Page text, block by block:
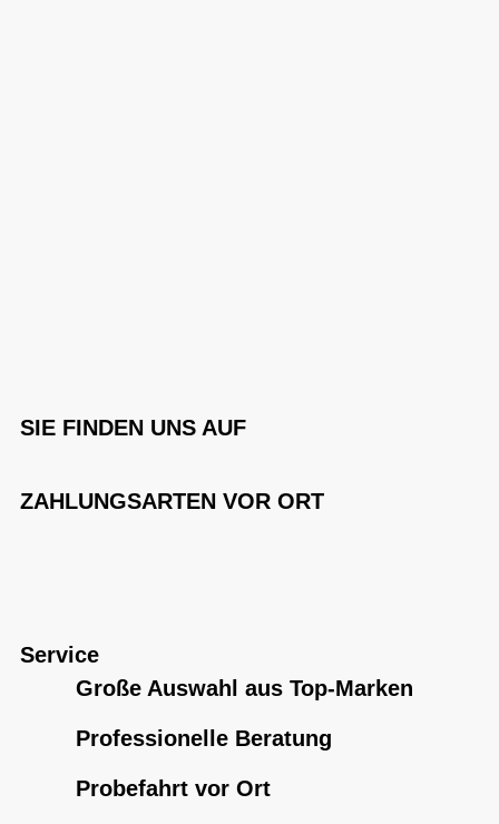
SIE FINDEN UNS AUF
ZAHLUNGSARTEN VOR ORT
Service
Große Auswahl aus Top-Marken
Professionelle Beratung
Probefahrt vor Ort